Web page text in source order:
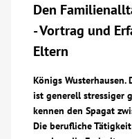
Beratung & Hilfe
Begegnung
Bildung
Über uns
Den
- Vortrag und
Eltern
Königs Wusterhausen.
ist generell stressiger
kennen den Spagat
Die berufliche